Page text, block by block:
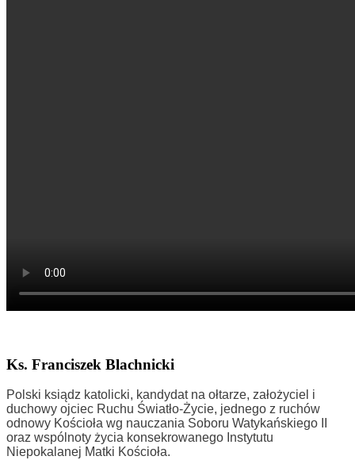
Ks. Franciszek Blachnicki
Polski ksiądz katolicki, kandydat na ołtarze, założyciel i
duchowy ojciec Ruchu Światło-Życie, jednego z ruchów
odnowy Kościoła wg nauczania Soboru Watykańskiego II
oraz wspólnoty życia konsekrowanego Instytutu
Niepokalanej Matki Kościoła.